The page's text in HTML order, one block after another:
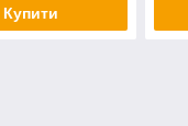
Купити